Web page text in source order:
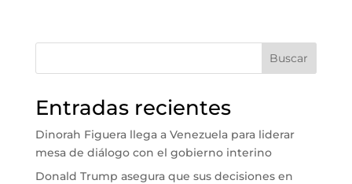
Buscar
Entradas recientes
Dinorah Figuera llega a Venezuela para liderar
mesa de diálogo con el gobierno interino
Donald Trump asegura que sus decisiones en